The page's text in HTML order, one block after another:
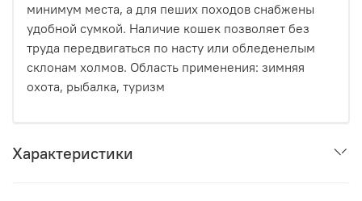
минимум места, а для пеших походов снабжены
удобной сумкой. Наличие кошек позволяет без
труда передвигаться по насту или обледенелым
склонам холмов. Область применения: зимняя
охота, рыбалка, туризм
Характеристики